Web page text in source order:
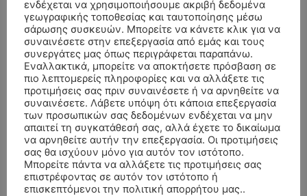
- Advertisment -
ενδέχεται να χρησιμοποιήσουμε ακριβή δεδομένα
γεωγραφικής τοποθεσίας και ταυτοποίησης μέσω
σάρωσης συσκευών. Μπορείτε να κάνετε κλικ για να
συναινέσετε στην επεξεργασία από εμάς και τους
συνεργάτες μας όπως περιγράφεται παραπάνω.
Εναλλακτικά, μπορείτε να αποκτήσετε πρόσβαση σε
πιο λεπτομερείς πληροφορίες και να αλλάξετε τις
προτιμήσεις σας πριν συναινέσετε ή να αρνηθείτε να
συναινέσετε. Λάβετε υπόψη ότι κάποια επεξεργασία
των προσωπικών σας δεδομένων ενδέχεται να μην
απαιτεί τη συγκατάθεσή σας, αλλά έχετε το δικαίωμα
να αρνηθείτε αυτήν την επεξεργασία. Οι προτιμήσεις
σας θα ισχύουν μόνο για αυτόν τον ιστότοπο.
Μπορείτε πάντα να αλλάξετε τις προτιμήσεις σας
επιστρέφοντας σε αυτόν τον ιστότοπο ή
επισκεπτόμενοι την πολιτική απορρήτου μας..